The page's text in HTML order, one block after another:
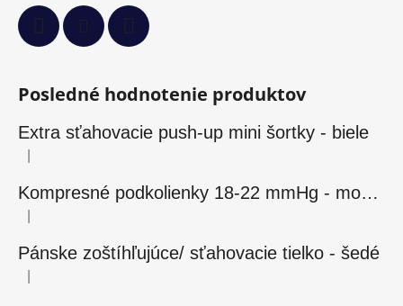
Posledné hodnotenie produktov
Extra sťahovacie push-up mini šortky - biele
Hodnotenie produktu je 5 z 5 hviezdičiek.
Kompresné podkolienky 18-22 mmHg - modré
Hodnotenie produktu je 5 z 5 hviezdičiek.
Pánske zoštíhľujúce/ sťahovacie tielko - šedé
Hodnotenie produktu je 5 z 5 hviezdičiek.